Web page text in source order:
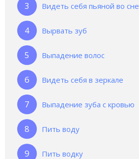
Видеть себя пьяной во сне
Вырвать зуб
Выпадение волос
Видеть себя в зеркале
Выпадение зуба с кровью
Пить воду
Пить водку